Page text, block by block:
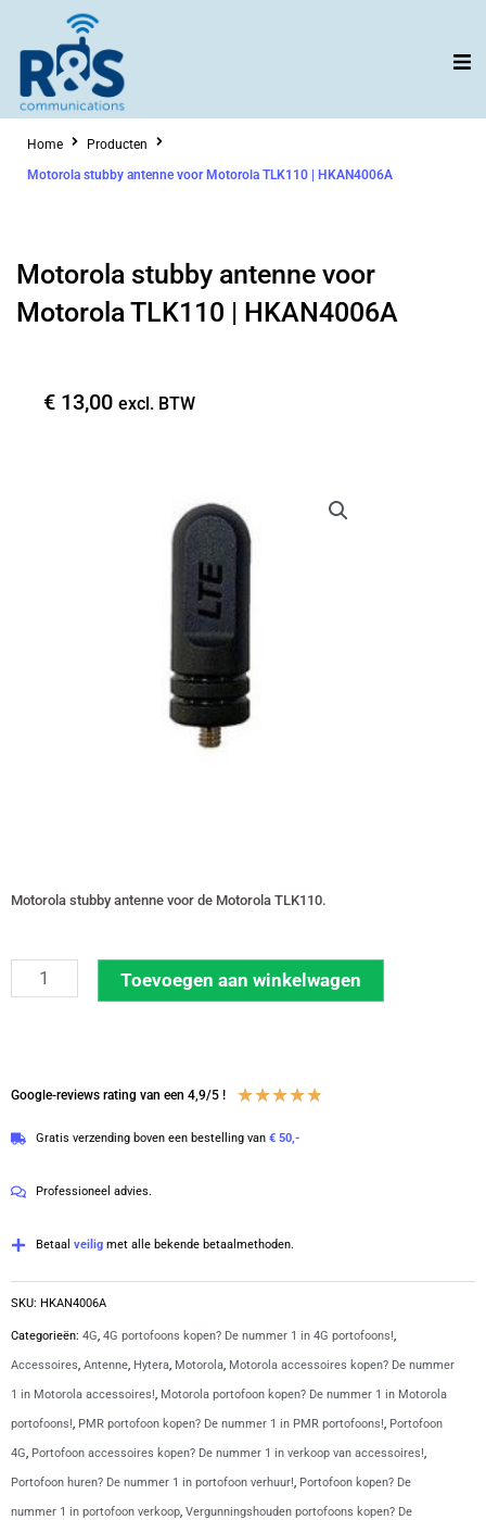
inhoud
Home
Producten
Motorola stubby antenne voor Motorola TLK110 | HKAN4006A
Motorola stubby antenne voor
Motorola TLK110 | HKAN4006A
€ 13,00 excl. BTW
Motorola stubby antenne voor de Motorola TLK110.
Motorola
stubby
Motorola
|
Toevoegen aan winkelwagen
Google-reviews rating van een 4,9/5 ! ★★★★★
Gratis verzending boven een bestelling van € 50,-
Professioneel advies.
Betaal veilig met alle bekende betaalmethoden.
SKU: HKAN4006A
Categorieën: 4G, 4G portofoons kopen? De nummer 1 in 4G portofoons!,
Accessoires, Antenne, Hytera, Motorola, Motorola accessoires kopen? De nummer
1 in Motorola accessoires!, Motorola portofoon kopen? De nummer 1 in Motorola
portofoons!, PMR portofoon kopen? De nummer 1 in PMR portofoons!, Portofoon
4G, Portofoon accessoires kopen? De nummer 1 in verkoop van accessoires!,
Portofoon huren? De nummer 1 in portofoon verhuur!, Portofoon kopen? De
nummer 1 in portofoon verkoop, Vergunningshouden portofoons kopen? De